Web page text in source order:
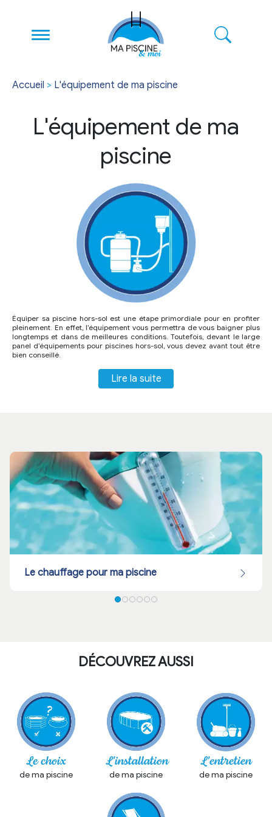
Accueil > L'équipement de ma piscine
L'équipement de ma
piscine
Équiper sa piscine hors-sol est une étape primordiale pour en profiter
pleinement. En effet, l’équipement vous permettra de vous baigner plus
longtemps et dans de meilleures conditions. Toutefois, devant le large
panel d’équipements pour piscines hors-sol, vous devez avant tout être
bien conseillé.
Lire la suite
Photo by Pinkyone on Shutterstock
Le chauffage pour ma piscine
DÉCOUVREZ AUSSI
Le choix
de ma piscine
L'installation
de ma piscine
L'entretien
de ma piscine